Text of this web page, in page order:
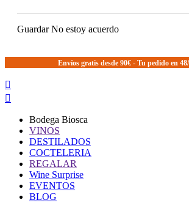
GuardarNo estoy acuerdo
Envíos gratis desde 90€ - Tu pedido en


Bodega Biosca
VINOS
DESTILADOS
COCTELERIA
REGALAR
Wine Surprise
EVENTOS
BLOG